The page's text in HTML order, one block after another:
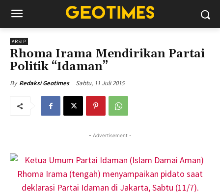
ARSIP
Rhoma Irama Mendirikan Partai
Politik “Idaman”
By Redaksi Geotimes Sabtu, 11 Juli 2015
- Advertisement -